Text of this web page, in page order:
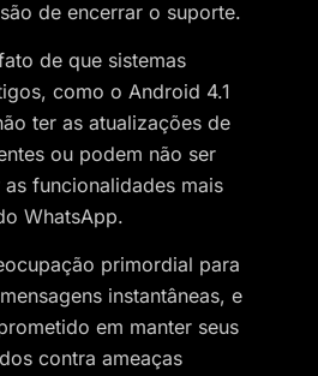
de encerrar o suporte.
de que sistemas
como o Android 4.1
ter as atualizações de
ou podem não ser
funcionalidades mais
WhatsApp.
primordial para
instantâneas, e
em manter seus
contra ameaças